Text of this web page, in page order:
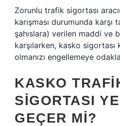
Zorunlu trafik sigortası
karışması durumunda karşı
şahıslara) verilen maddi ve
karşılarken, kasko sigortası
olmanızı engellemeye
KASKO
SIGORTASI
GEÇER MI?